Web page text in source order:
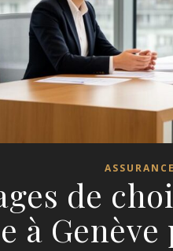
ASSURANCE
de
à